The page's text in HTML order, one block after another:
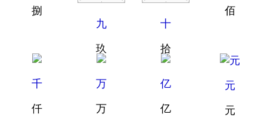
捌
九
玖
十
拾
佰
千
仟
万
万
亿
亿
元
元